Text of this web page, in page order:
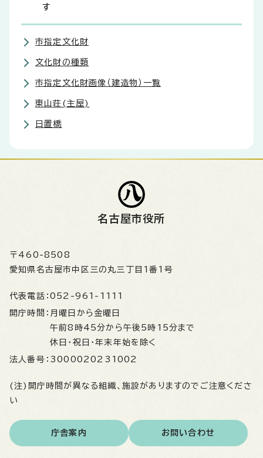
す
市指定文化財
文化財の種類
市指定文化財画像（建造物）一覧
東山荘(主屋)
日置橋
名古屋市役所
〒460-8508
愛知県名古屋市中区三の丸三丁目1番1号
代表電話： 052-961-1111
開庁時間： 月曜日から金曜日
午前8時45分から午後5時15分まで
休日・祝日・年末年始を除く
法人番号： 3000020231002
(注)開庁時間が異なる組織、施設がありますのでご注意くださ
い
庁舎案内 お問い合わせ